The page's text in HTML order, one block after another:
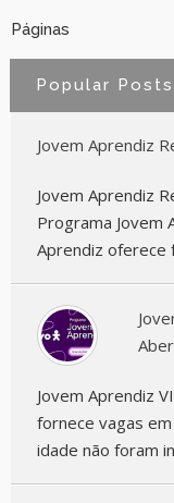
Páginas
Popular Posts
Jovem Aprendiz
Jovem Aprendiz
Programa Jovem
Aprendiz oferece
Jovem Aprendiz
fornece vagas
idade não foram